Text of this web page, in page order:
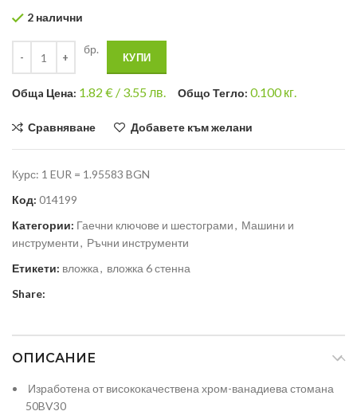
2 налични
бр.
КУПИ
Общa Цена: 1.82 € / 3.55 лв. Общо Тегло: 0.100кг.
Сравняване Добавете към желани
Курс: 1 EUR = 1.95583 BGN
Код: 014199
Категории: Гаечни ключове и шестограми, Машини и
инструменти, Ръчни инструменти
Етикети: вложка, вложка 6 стенна
Share:
ОПИСАНИЕ
Изработена от висококачествена хром-ванадиева стомана
50BV30